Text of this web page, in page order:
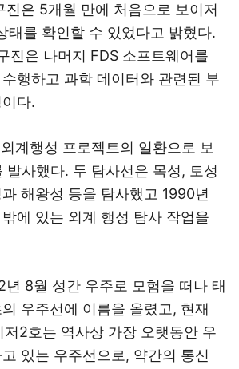
진은 5개월 만에 처음으로 보이저
태를 확인할 수 있었다고 밝혔다.
진은 나머지 FDS 소프트웨어를
행하고 과학 데이터와 관련된 부
다.
계행성 프로젝트의 일환으로 보
발사했다. 두 탐사선은 목성, 토성
해왕성 등을 탐사했고 1990년
에 있는 외계 행성 탐사 작업을
년 8월 성간 우주로 모험을 떠나 태
우주선에 이름을 올렸고, 현재
저2호는 역사상 가장 오랫동안 우
있는 우주선으로, 약간의 통신